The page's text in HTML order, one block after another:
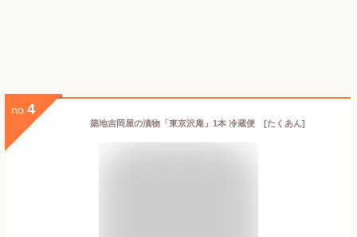
no. 4
築地吉岡屋の漬物「東京沢庵」1本 冷蔵便 [たくあん]